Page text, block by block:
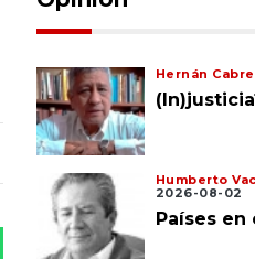
Hernán
Humberto
2026-08-02
Países en